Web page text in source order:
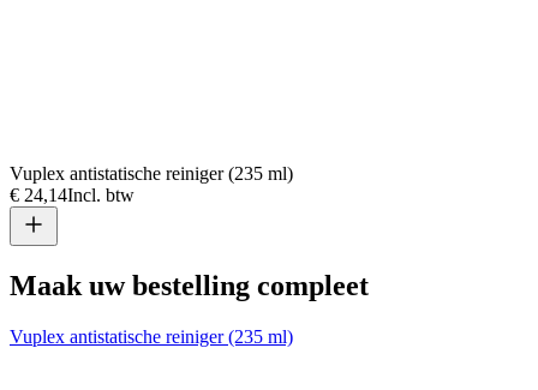
Vuplex antistatische reiniger (235 ml)
€ 24,14Incl. btw
Maak uw bestelling compleet
Vuplex antistatische reiniger (235 ml)